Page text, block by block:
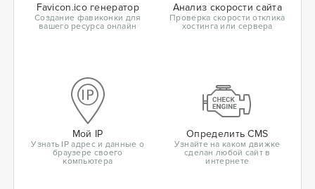
Favicon.ico генератор
Создание фавиконки для
вашего ресурса онлайн
Анализ скорости сайта
Проверка скорости отклика
хостинга или сервера
Мой IP
Узнать IP адрес и данные о
браузере своего
компьютера
Определить CMS
Узнайте на каком движке
сделан любой сайт в
интернете